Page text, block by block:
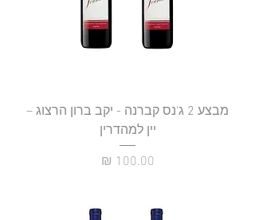
מבצע 2 ג'נס קברנה - יקב ברון הרצוג –
יין למהדרין
מחיר